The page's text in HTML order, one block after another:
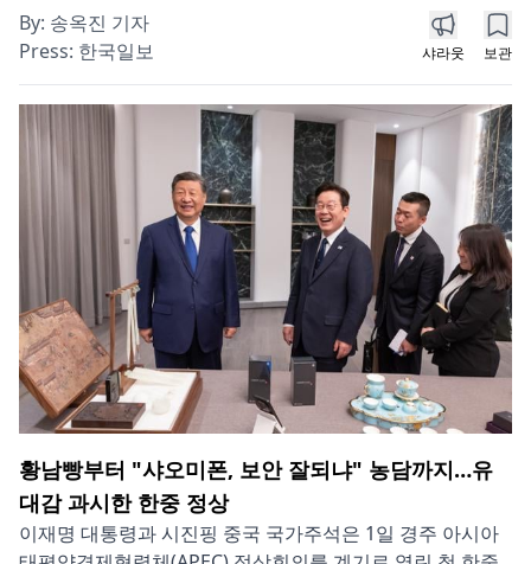
By: 송옥진 기자
Press: 한국일보 샤라웃 보관
황남빵부터 "샤오미폰, 보안 잘되냐" 농담까지…유
대감 과시한 한중 정상
이재명 대통령과 시진핑 중국 국가주석은 1일 경주 아시아